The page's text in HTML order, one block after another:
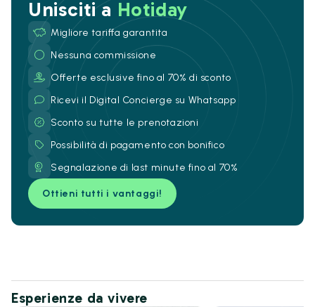
Unisciti a Hotiday
Migliore tariffa garantita
Nessuna commissione
Offerte esclusive fino al 70% di sconto
Ricevi il Digital Concierge su Whatsapp
Sconto su tutte le prenotazioni
Possibilità di pagamento con bonifico
Segnalazione di last minute fino al 70%
Ottieni tutti i vantaggi!
Esperienze da vivere